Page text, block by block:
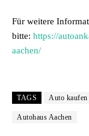
Für weitere
bitte: https://
aachen/
TAGS Auto kaufen
Autohaus Aachen